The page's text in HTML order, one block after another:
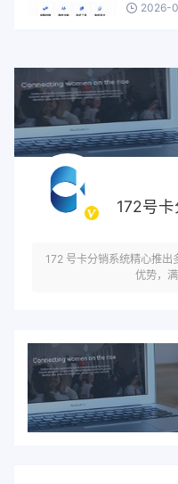
2026-
172号
172 号卡分销系统精心推
优势，